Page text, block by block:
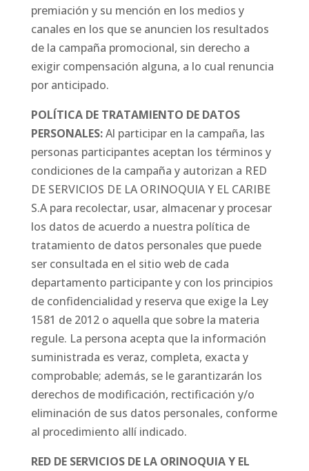
premiación y su mención en los medios y
canales en los que se anuncien los resultados
de la campaña promocional, sin derecho a
exigir compensación alguna, a lo cual renuncia
por anticipado.
POLÍTICA DE TRATAMIENTO DE DATOS
PERSONALES:Al participar en la campaña, las
personas participantes aceptan los términos y
condiciones de la campaña y autorizan a RED
DE SERVICIOS DE LA ORINOQUIA Y EL CARIBE
S.A para recolectar, usar, almacenar y procesar
los datos de acuerdo a nuestra política de
tratamiento de datos personales que puede
ser consultada en el sitio web de cada
departamento participante y con los principios
de confidencialidad y reserva que exige la Ley
1581 de 2012 o aquella que sobre la materia
regule. La persona acepta que la información
suministrada es veraz, completa, exacta y
comprobable; además, se le garantizarán los
derechos de modificación, rectificación y/o
eliminación de sus datos personales, conforme
al procedimiento allí indicado.
RED DE SERVICIOS DE LA ORINOQUIA Y EL